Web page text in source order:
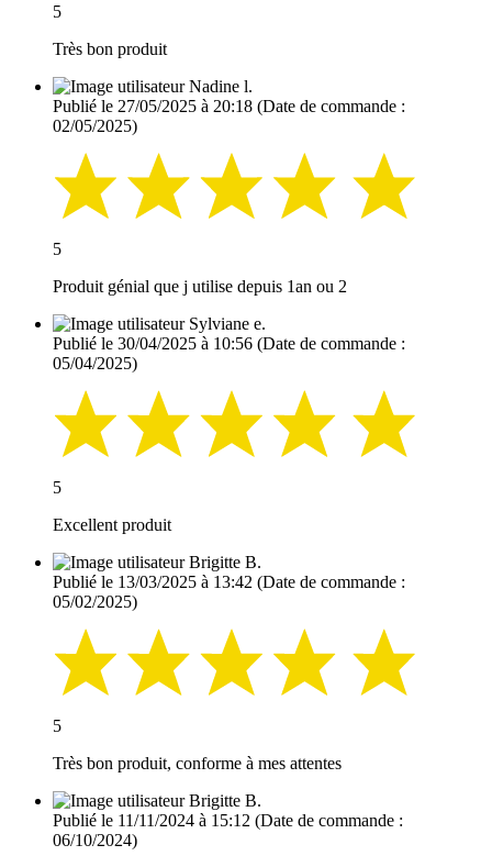
5
Très bon produit
Nadine l.
Publié le 27/05/2025 à 20:18 (Date de commande :
02/05/2025)
5
Produit génial que j utilise depuis 1an ou 2
Sylviane e.
Publié le 30/04/2025 à 10:56 (Date de commande :
05/04/2025)
5
Excellent produit
Brigitte B.
Publié le 13/03/2025 à 13:42 (Date de commande :
05/02/2025)
5
Très bon produit, conforme à mes attentes
Brigitte B.
Publié le 11/11/2024 à 15:12 (Date de commande :
06/10/2024)